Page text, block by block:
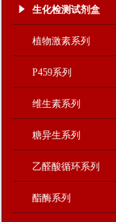
生化检测试剂盒
植物激素系列
P459系列
维生素系列
糖异生系列
乙醛酸循环系列
酯酶系列